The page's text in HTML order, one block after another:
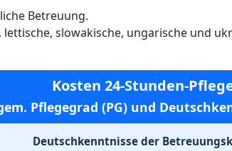
Betreuung.
slowakische, ungarische und
Kosten 24-Stunden-
Pflegegrad (PG) und
Deutschkenntnisse der